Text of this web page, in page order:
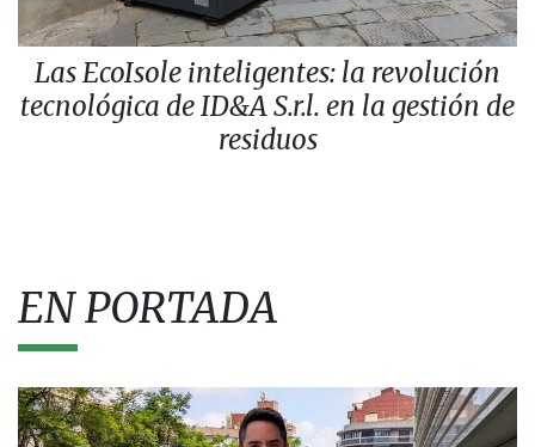
Las EcoIsole inteligentes: la revolución
tecnológica de ID&A S.r.l. en la gestión de
residuos
EN PORTADA